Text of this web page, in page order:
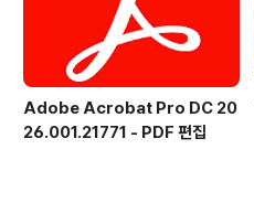
Adobe Acrobat Pro DC 20
26.001.21771 - PDF 편집